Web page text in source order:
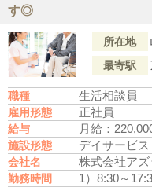
す◎
所在地
最寄駅
職種 生活相談員
雇用形態 正社員
給与 月給：
施設形態 デイサービス
会社名 株式会社ア
勤務時間 1）8:30～